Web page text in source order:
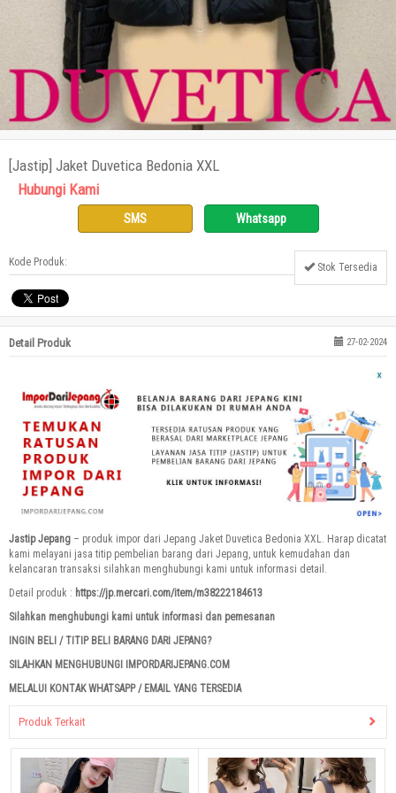
[Jastip] Jaket Duvetica Bedonia XXL
Hubungi Kami
SMS Whatsapp
Kode Produk: Stok Tersedia
Detail Produk 27-02-2024
Jastip Jepang – produk impor dari Jepang Jaket Duvetica Bedonia XXL. Harap dicatat
kami melayani jasa titip pembelian barang dari Jepang, untuk kemudahan dan
kelancaran transaksi silahkan menghubungi kami untuk informasi detail.
Detail produk : https://jp.mercari.com/item/m38222184613
Silahkan menghubungi kami untuk informasi dan pemesanan
INGIN BELI / TITIP BELI BARANG DARI JEPANG?
SILAHKAN MENGHUBUNGI IMPORDARIJEPANG.COM
MELALUI KONTAK WHATSAPP / EMAIL YANG TERSEDIA
Produk Terkait